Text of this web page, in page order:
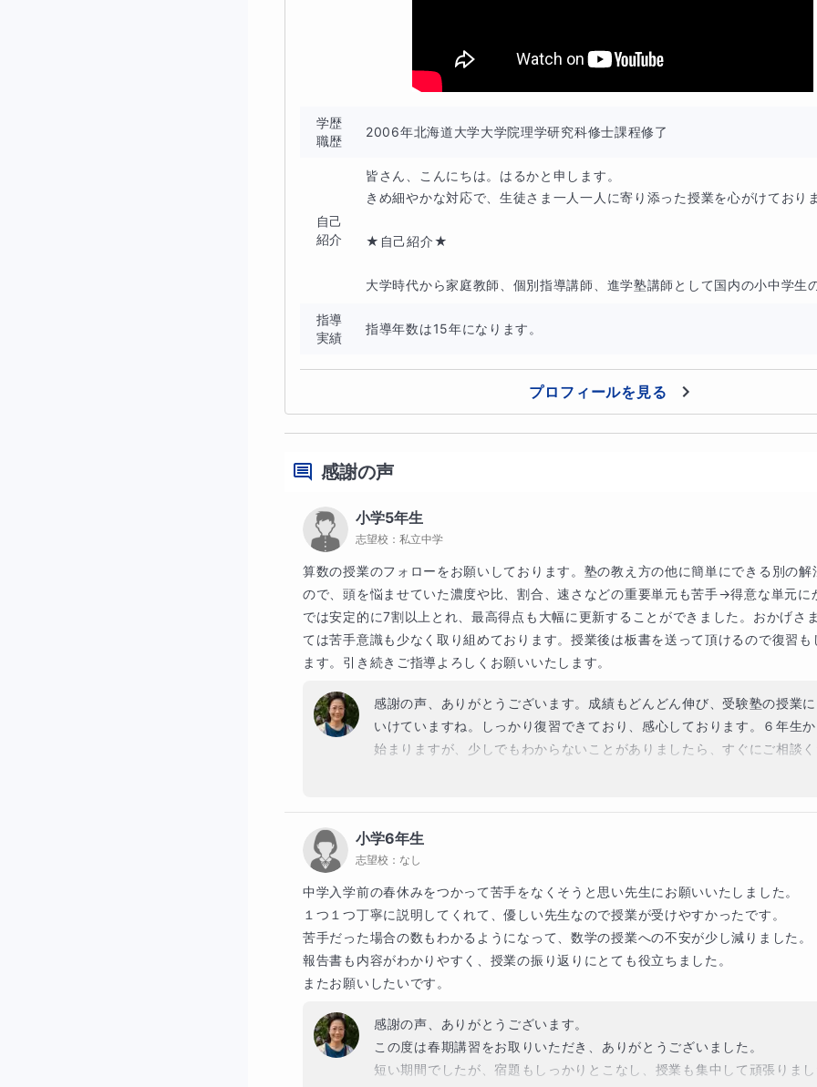
学歴
職歴
2006年北海道大学大学院理学研究科修士課程修了
自己
紹介
皆さん、こんにちは。はるかと申します。
きめ細やかな対応で、生徒さま一人一人に寄り添った授業を心がけており
★自己紹介★
大学時代から家庭教師、個別指導講師、進学塾講師として国内の小中学生
指導
実績
指導年数は15年になります。
プロフィールを見る
感謝の声
小学5年生
志望校： 私立中学
算数の授業のフォローをお願いしております。塾の教え方の他に簡単にできる別の
ので、頭を悩ませていた濃度や比、割合、速さなどの重要単元も苦手→得意な単元に
では安定的に7割以上とれ、最高得点も大幅に更新することができました。おかげさ
ては苦手意識も少なく取り組めております。授業後は板書を送って頂けるので復習
ます。引き続きご指導よろしくお願いいたします。
感謝の声、ありがとうございます。成績もどんどん伸び、受験塾の授業
いけていますね。しっかり復習できており、感心しております。６年生
始まりますが、少しでもわからないことがありましたら、すぐにご相談
小学6年生
志望校： なし
中学入学前の春休みをつかって苦手をなくそうと思い先生にお願いいたしました。
１つ１つ丁寧に説明してくれて、優しい先生なので授業が受けやすかったです。
苦手だった場合の数もわかるようになって、数学の授業への不安が少し減りました。
報告書も内容がわかりやすく、授業の振り返りにとても役立ちました。
またお願いしたいです。
感謝の声、ありがとうございます。
この度は春期講習をお取りいただき、ありがとうございました。
短い期間でしたが、宿題もしっかりとこなし、授業も集中して頑張りま